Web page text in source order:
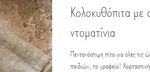
Κολοκυθόπιτα
ντοματίνια
Πεντανόστιμη πίτα για όλες
παιδιών, το γραφείο!